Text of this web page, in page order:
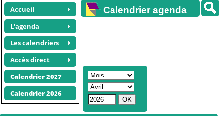
Accueil
L'agenda
Les calendriers
Accès direct
Calendrier 2027
Calendrier 2026
Calendrier agenda